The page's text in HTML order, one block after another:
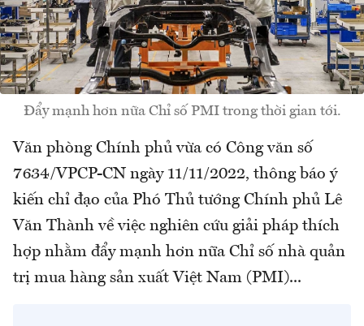
Đẩy mạnh hơn nữa Chỉ số PMI trong thời gian tới.
Văn phòng Chính phủ vừa có Công văn số
7634/VPCP-CN ngày 11/11/2022, thông báo ý
kiến chỉ đạo của Phó Thủ tướng Chính phủ Lê
Văn Thành về việc nghiên cứu giải pháp thích
hợp nhằm đẩy mạnh hơn nữa Chỉ số nhà quản
trị mua hàng sản xuất Việt Nam (PMI)...